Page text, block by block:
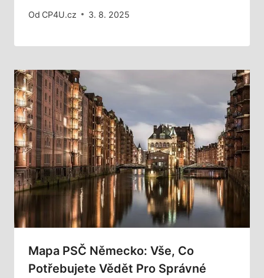
Od CP4U.cz 3. 8. 2025
Mapa PSČ Německo: Vše, Co
Potřebujete Vědět Pro Správné